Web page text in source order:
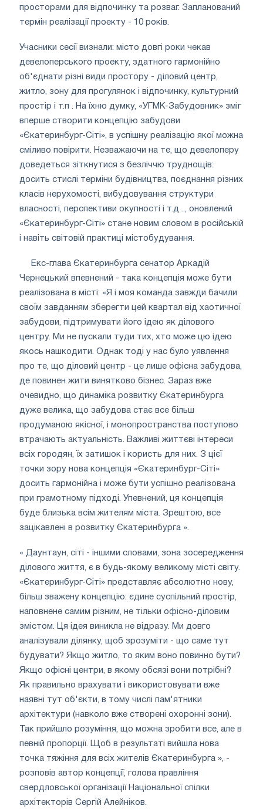
просторами для відпочинку та розваг. Запланований
термін реалізації проекту - 10 років.
Учасники сесії визнали: місто довгі роки чекав
девелоперського проекту, здатного гармонійно
об'єднати різні види простору - діловий центр,
житло, зону для прогулянок і відпочинку, культурний
простір і т.п . На їхню думку, «УГМК-Забудовник» зміг
вперше створити концепцію забудови
«Єкатеринбург-Сіті», в успішну реалізацію якої можна
сміливо повірити. Незважаючи на те, що девелоперу
доведеться зіткнутися з безліччю труднощів:
досить стислі терміни будівництва, поєднання різних
класів нерухомості, вибудовування структури
власності, перспективи окупності і т.д .., оновлений
«Єкатеринбург-Сіті» стане новим словом в російській
і навіть світовій практиці містобудування.
Екс-глава Єкатеринбурга сенатор Аркадій
Чернецький впевнений - така концепція може бути
реалізована в місті: «Я і моя команда завжди бачили
своїм завданням зберегти цей квартал від хаотичної
забудови, підтримувати його ідею як ділового
центру. Ми не пускали туди тих, хто може цю ідею
якось нашкодити. Однак тоді у нас було уявлення
про те, що діловий центр - це лише офісна забудова,
де повинен жити винятково бізнес. Зараз вже
очевидно, що динаміка розвитку Єкатеринбурга
дуже велика, що забудова стає все більш
продуманою якісної, і монопространства поступово
втрачають актуальність. Важливі життєві інтереси
всіх городян, їх затишок і користь для них. З цієї
точки зору нова концепція «Єкатеринбург-Сіті»
досить гармонійна і може бути успішно реалізована
при грамотному підході. Упевнений, ця концепція
буде близька всім жителям міста. Зрештою, все
зацікавлені в розвитку Єкатеринбурга ».
« Даунтаун, сіті - іншими словами, зона зосередження
ділового життя, є в будь-якому великому місті світу.
«Єкатеринбург-Сіті» представляє абсолютно нову,
більш зважену концепцію: єдине суспільний простір,
наповнене самим різним, не тільки офісно-діловим
змістом. Ця ідея виникла не відразу. Ми довго
аналізували ділянку, щоб зрозуміти - що саме тут
будувати? Якщо житло, то яким воно повинно бути?
Якщо офісні центри, в якому обсязі вони потрібні?
Як правильно врахувати і використовувати вже
наявні тут об'єкти, в тому числі пам'ятники
архітектури (навколо вже створені охоронні зони).
Так прийшло розуміння, що можна зробити все, але в
певній пропорції. Щоб в результаті вийшла нова
точка тяжіння для всіх жителів Єкатеринбурга », -
розповів автор концепції, голова правління
свердловської організації Національної спілки
архітекторів Сергій Алейніков.